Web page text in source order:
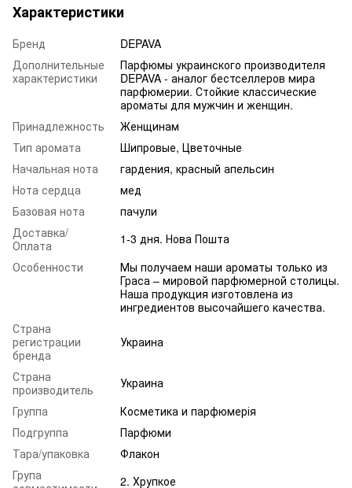
Характеристики
Бренд
DEPAVA
Дополнительные
характеристики
Парфюмы украинского производителя
DEPAVA - аналог бестселлеров мира
парфюмерии. Стойкие классические
ароматы для мужчин и женщин.
Принадлежность
Женщинам
Тип аромата
Шипровые, Цветочные
Начальная нота
гардения, красный апельсин
Нота сердца
мед
Базовая нота
пачули
Доставка/
Оплата
1-3 дня. Нова Пошта
Особенности
Мы получаем наши ароматы только из
Граса – мировой парфюмерной столицы.
Наша продукция изготовлена из
ингредиентов высочайшего качества.
Страна
регистрации
бренда
Украина
Страна
производитель
Украина
Группа
Косметика и парфюмерія
Подгруппа
Парфюми
Тара/упаковка
Флакон
Група
2. Хрупкое